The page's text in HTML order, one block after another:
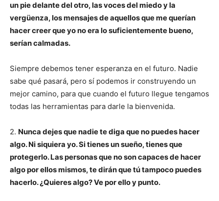
un pie delante del otro, las voces del miedo y la
vergüenza, los mensajes de aquellos que me querían
hacer creer que yo no era lo suficientemente bueno,
serían calmadas.
Siempre debemos tener esperanza en el futuro. Nadie
sabe qué pasará, pero sí podemos ir construyendo un
mejor camino, para que cuando el futuro llegue tengamos
todas las herramientas para darle la bienvenida.
2. Nunca dejes que nadie te diga que no puedes hacer
algo. Ni siquiera yo. Si tienes un sueño, tienes que
protegerlo. Las personas que no son capaces de hacer
algo por ellos mismos, te dirán que tú tampoco puedes
hacerlo. ¿Quieres algo? Ve por ello y punto.